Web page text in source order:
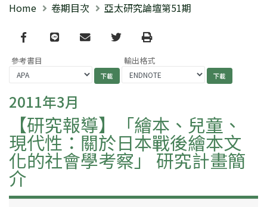
Home 卷期目次 亞太研究論壇第51期
Facebook
line email TwitterPrint
參考書目 輸出格式
2011年3月
【研究報導】「繪本、兒童、
現代性：關於日本戰後繪本文
化的社會學考察」 研究計畫簡
介